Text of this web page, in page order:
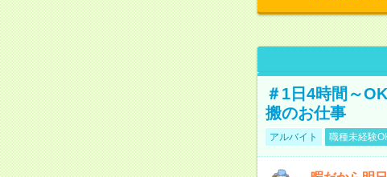
＃1日4時間～
搬のお仕事
アルバイト 職種未経験